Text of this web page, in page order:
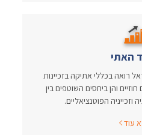
האתי
רואה בכללי אתיקה בזכיינות
והן ביחסים השוטפים בין
וזכייניה הפוטנציאליים.
עוד